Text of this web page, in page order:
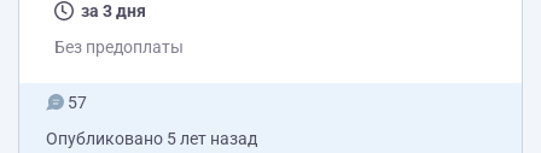
за 3 дня
Без предоплаты
57
Опубликовано 5 лет назад